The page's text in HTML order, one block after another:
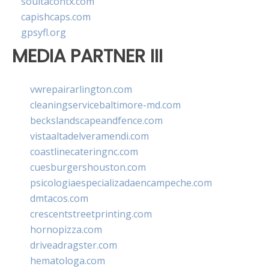
capishcaps.com
gpsyfl.org
MEDIA PARTNER III
vwrepairarlington.com
cleaningservicebaltimore-md.com
beckslandscapeandfence.com
vistaaltadelveramendi.com
coastlinecateringnc.com
cuesburgershouston.com
psicologiaespecializadaencampeche.com
dmtacos.com
crescentstreetprinting.com
hornopizza.com
driveadragster.com
hematologa.com